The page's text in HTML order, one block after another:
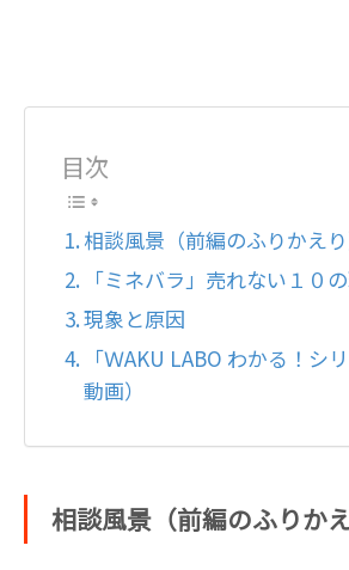
目次
相談風景（前編のふりかえり
「ミネバラ」売れない１０
現象と原因
「ＷAKU LABO わかる！シ
動画）
相談風景（前編のふりかえ